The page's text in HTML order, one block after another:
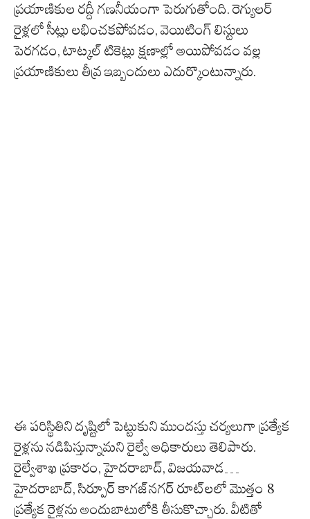
ప్రయాణికుల రద్దీ గణనీయంగా పెరుగుతోంది. రెగ్యులర్
రైళ్లలో సీట్లు లభించకపోవడం, వెయిటింగ్ లిస్టులు
పెరగడం, టాట్కల్ టికెట్లు క్షణాల్లో అయిపోవడం వల్ల
ప్రయాణికులు తీవ్ర ఇబ్బందులు ఎదుర్కొంటున్నారు.
ఈ పరిస్థితిని దృష్టిలో పెట్టుకుని ముందస్తు చర్యలుగా ప్రత్యేక
రైళ్లను నడిపిస్తున్నామని రైల్వే అధికారులు తెలిపారు.
రైల్వేశాఖ ప్రకారం, హైదరాబాద్, విజయవాడ…
హైదరాబాద్, సిర్పూర్ కాగజ్‌నగర్ రూట్‌లలో మొత్తం 8
ప్రత్యేక రైళ్లను అందుబాటులోకి తీసుకొచ్చారు. వీటితో